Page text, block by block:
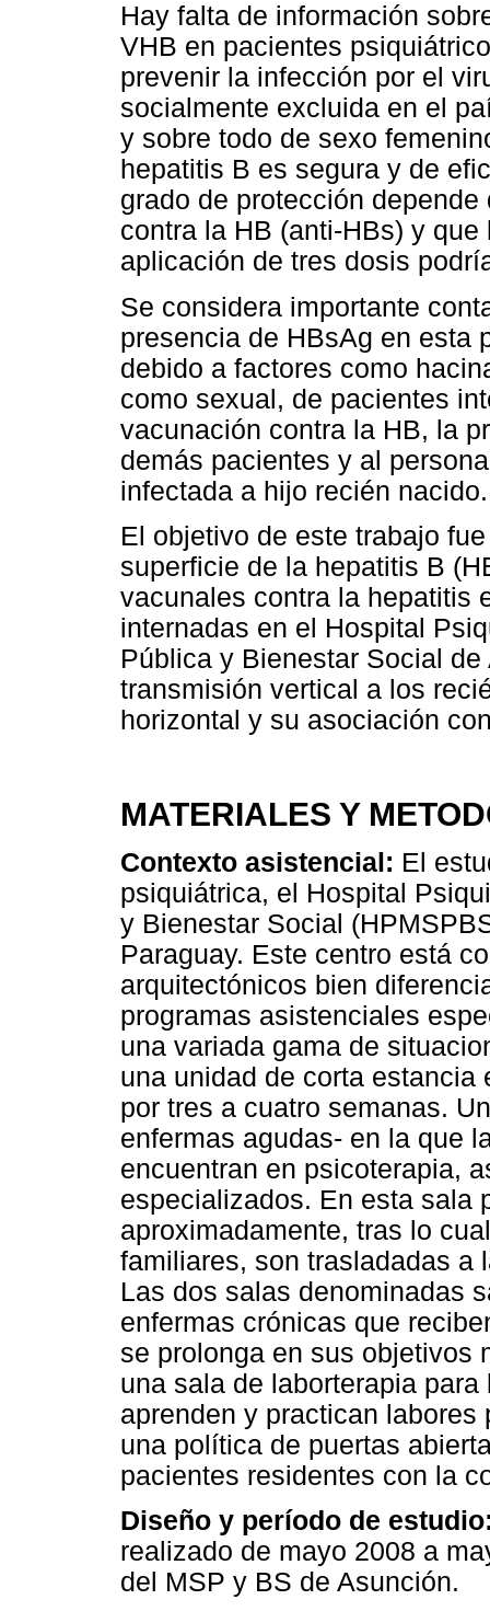
Hay falta de información
VHB en pacientes
prevenir la infección por el
socialmente excluida en el
y sobre todo de sexo
hepatitis B es segura y de
grado de protección
contra la HB (anti-HBs) y
aplicación de tres dosis
Se considera importante
presencia de HBsAg en esta
debido a factores como
como sexual, de pacientes
vacunación contra la HB, la
demás pacientes y al
infectada a hijo recién nacido.
El objetivo de este trabajo
superficie de la hepatitis B
vacunales contra la hepatitis
internadas en el Hospital
Pública y Bienestar Social
transmisión vertical a los
horizontal y su asociación
MATERIALES Y
Contexto asistencial: El
psiquiátrica, el Hospital
y Bienestar Social
Paraguay. Este centro está
arquitectónicos bien
programas asistenciales
una variada gama de
una unidad de corta
por tres a cuatro semanas.
enfermas agudas- en la que
encuentran en psicoterapia,
especializados. En esta sala
aproximadamente, tras lo
familiares, son trasladadas a
Las dos salas denominadas
enfermas crónicas que
se prolonga en sus objetivos
una sala de laborterapia
aprenden y practican
una política de puertas
pacientes residentes con la
Diseño y período de
realizado de mayo 2008 a
del MSP y BS de Asunción.